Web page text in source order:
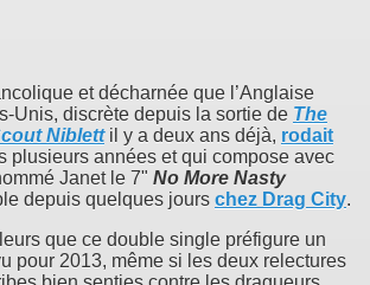
et décharnée que l’Anglaise
Unis, discrète depuis la sortie de The
Niblett il y a deux ans déjà, rodait
plusieurs années et qui compose avec
Janet le 7" No More Nasty
depuis quelques jours chez Drag City.
que ce double single préfigure un
pour 2013, même si les deux relectures